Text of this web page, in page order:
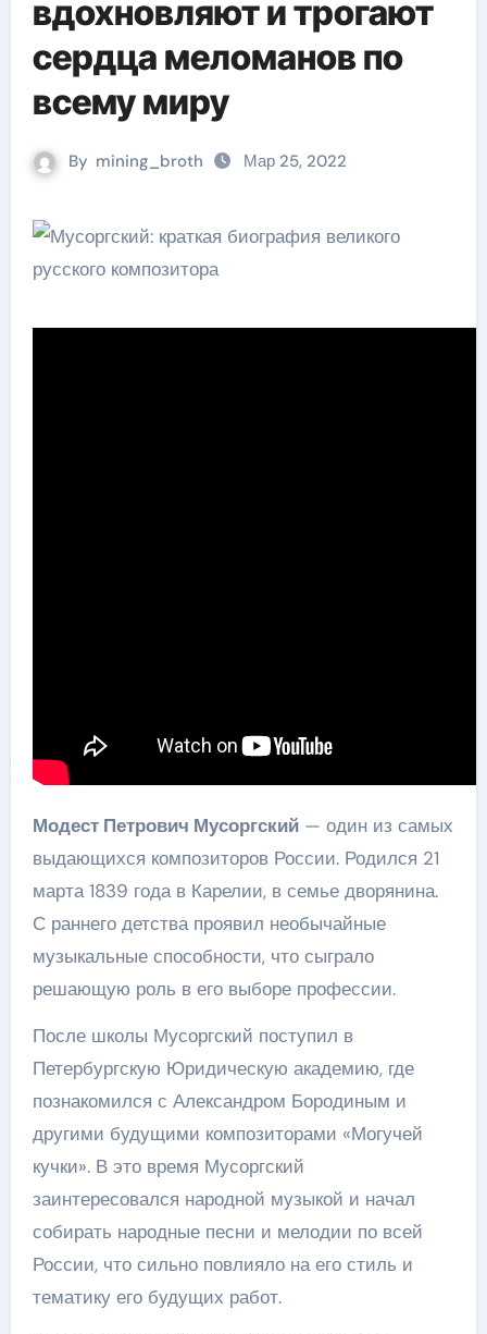
вдохновляют и трогают
сердца меломанов по
всему миру
By mining_broth Мар 25, 2022
Модест Петрович Мусоргский— один из самых
выдающихся композиторов России. Родился 21
марта 1839 года в Карелии, в семье дворянина.
С раннего детства проявил необычайные
музыкальные способности, что сыграло
решающую роль в его выборе профессии.
После школы Мусоргский поступил в
Петербургскую Юридическую академию, где
познакомился с Александром Бородиным и
другими будущими композиторами «Могучей
кучки». В это время Мусоргский
заинтересовался народной музыкой и начал
собирать народные песни и мелодии по всей
России, что сильно повлияло на его стиль и
тематику его будущих работ.